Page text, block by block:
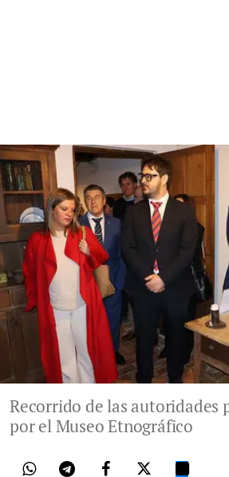
Recorrido de las autoridades
por el Museo Etnográfico